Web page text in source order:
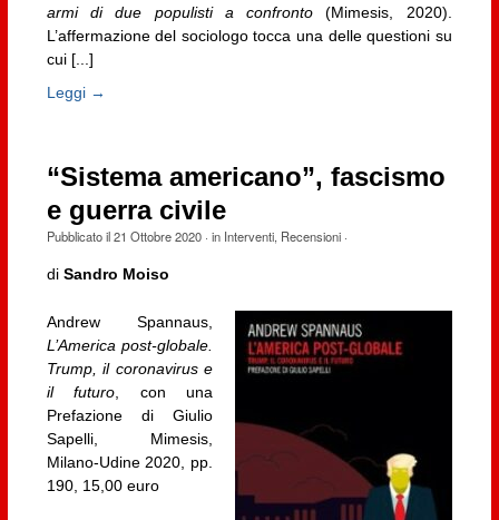
armi di due populisti a confronto (Mimesis, 2020).
L’affermazione del sociologo tocca una delle questioni su
cui [...]
Leggi →
“Sistema americano”, fascismo
e guerra civile
Pubblicato il21 Ottobre 2020· in Interventi, Recensioni·
di Sandro Moiso
Andrew Spannaus,
L’America post-globale.
Trump, il coronavirus e
il futuro , con una
Prefazione di Giulio
Sapelli, Mimesis,
Milano-Udine 2020, pp.
190, 15,00 euro